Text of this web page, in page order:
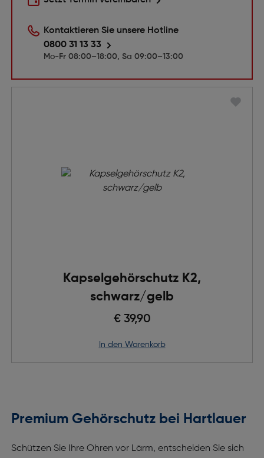
Kontaktieren Sie unsere Hotline
0800 31 13 33
Mo-Fr 08:00–18:00, Sa 09:00–13:00
Kapselgehörschutz K2,
schwarz/gelb
€ 39,90
in den Warenkorb
Premium Gehörschutz bei Hartlauer
Schützen Sie Ihre Ohren vor Lärm, entscheiden Sie sich